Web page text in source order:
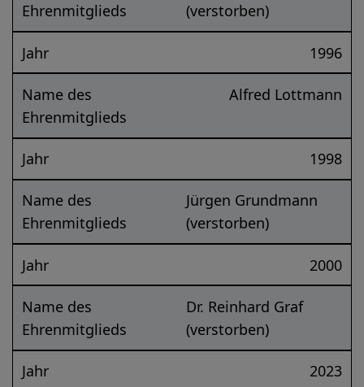
Ehrenmitglieds
(verstorben)
Jahr 1996
Name des
Ehrenmitglieds
Alfred Lottmann
Jahr 1998
Name des
Ehrenmitglieds
Jürgen Grundmann
(verstorben)
Jahr 2000
Name des
Ehrenmitglieds
Dr. Reinhard Graf
(verstorben)
Jahr 2023